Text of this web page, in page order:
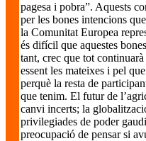
pagesa i pobra”. Aquests
per les bones intencions
la Comunitat Europea
és difícil que aquestes
tant, crec que tot
essent les mateixes i pel
perquè la resta de
que tenim. El futur de
canvi incerts; la
privilegiades de poder
preocupació de pensar si